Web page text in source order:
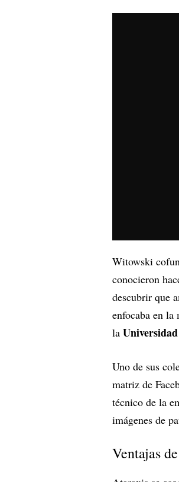
Witowski
conocieron
descubrir que
enfocaba en
la
Uno de sus
matriz de
técnico de la
imágenes de
Ventajas